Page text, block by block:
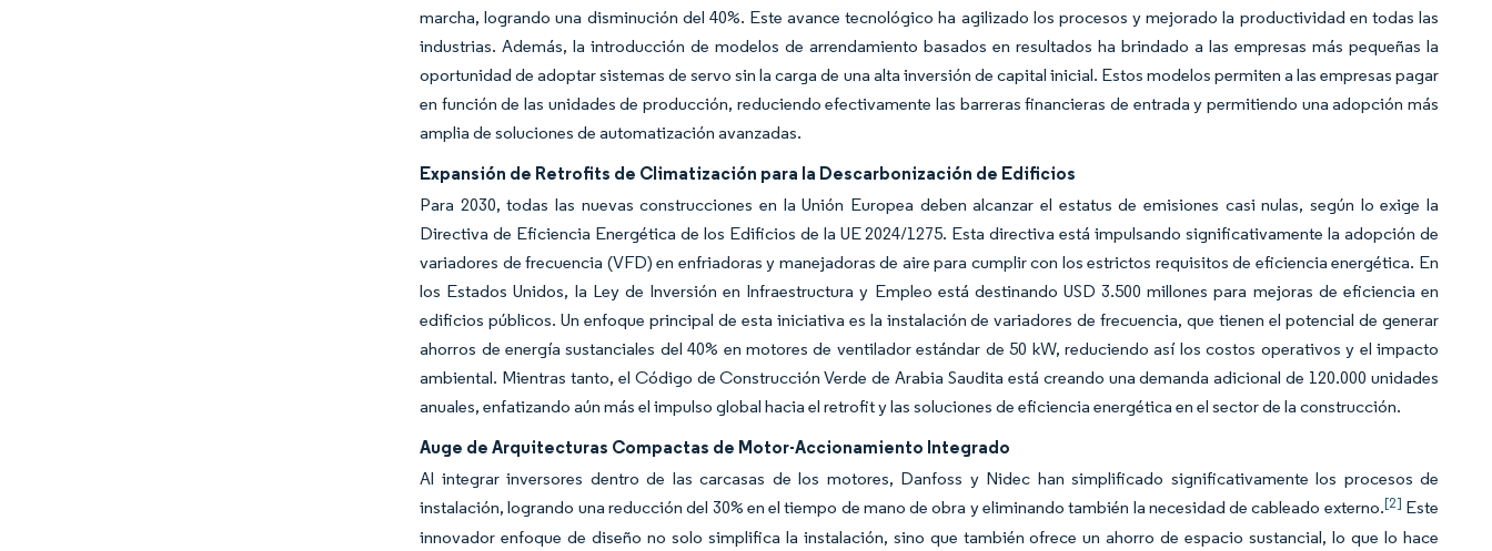
marcha, logrando una disminución del 40%. Este avance tecnológico ha agilizado los procesos y mejorado la productividad en todas las
industrias. Además, la introducción de modelos de arrendamiento basados en resultados ha brindado a las empresas más pequeñas la
oportunidad de adoptar sistemas de servo sin la carga de una alta inversión de capital inicial. Estos modelos permiten a las empresas pagar
en función de las unidades de producción, reduciendo efectivamente las barreras financieras de entrada y permitiendo una adopción más
amplia de soluciones de automatización avanzadas.
Expansión de Retrofits de Climatización para la Descarbonización de Edificios
Para 2030, todas las nuevas construcciones en la Unión Europea deben alcanzar el estatus de emisiones casi nulas, según lo exige la
Directiva de Eficiencia Energética de los Edificios de la UE 2024/1275. Esta directiva está impulsando significativamente la adopción de
variadores de frecuencia (VFD) en enfriadoras y manejadoras de aire para cumplir con los estrictos requisitos de eficiencia energética. En
los Estados Unidos, la Ley de Inversión en Infraestructura y Empleo está destinando USD 3.500 millones para mejoras de eficiencia en
edificios públicos. Un enfoque principal de esta iniciativa es la instalación de variadores de frecuencia, que tienen el potencial de generar
ahorros de energía sustanciales del 40% en motores de ventilador estándar de 50 kW, reduciendo así los costos operativos y el impacto
ambiental. Mientras tanto, el Código de Construcción Verde de Arabia Saudita está creando una demanda adicional de 120.000 unidades
anuales, enfatizando aún más el impulso global hacia el retrofit y las soluciones de eficiencia energética en el sector de la construcción.
Auge de Arquitecturas Compactas de Motor-Accionamiento Integrado
Al integrar inversores dentro de las carcasas de los motores, Danfoss y Nidec han simplificado significativamente los procesos de
instalación, logrando una reducción del 30% en el tiempo de mano de obra y eliminando también la necesidad de cableado externo.[2] Este
innovador enfoque de diseño no solo simplifica la instalación, sino que también ofrece un ahorro de espacio sustancial, lo que lo hace